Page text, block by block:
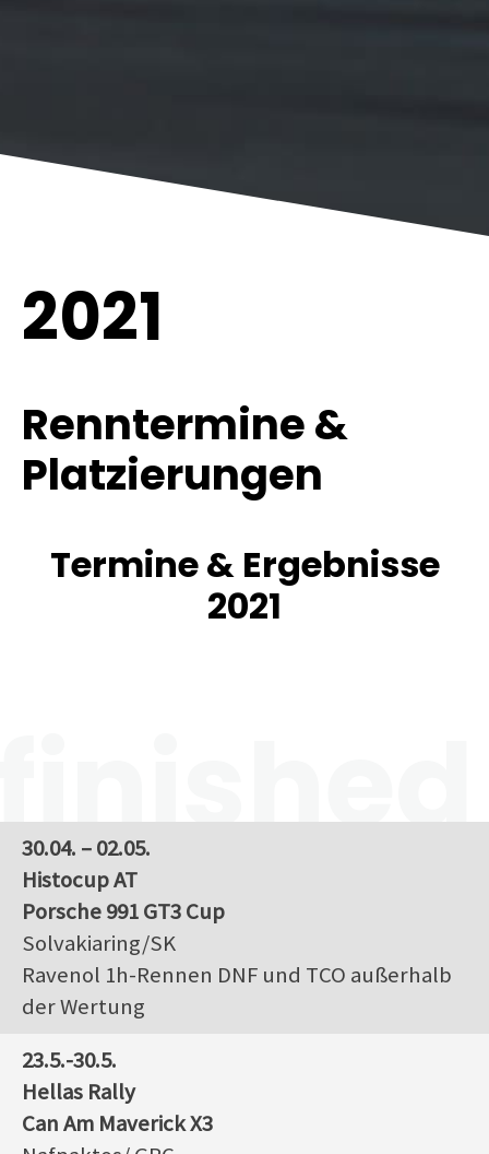
2021
Renntermine &
Platzierungen
Termine & Ergebnisse
2021
30.04. – 02.05.
Histocup AT
Porsche 991 GT3 Cup
Solvakiaring/SK
Ravenol 1h-Rennen DNF und TCO außerhalb
der Wertung
23.5.-30.5.
Hellas Rally
Can Am Maverick X3